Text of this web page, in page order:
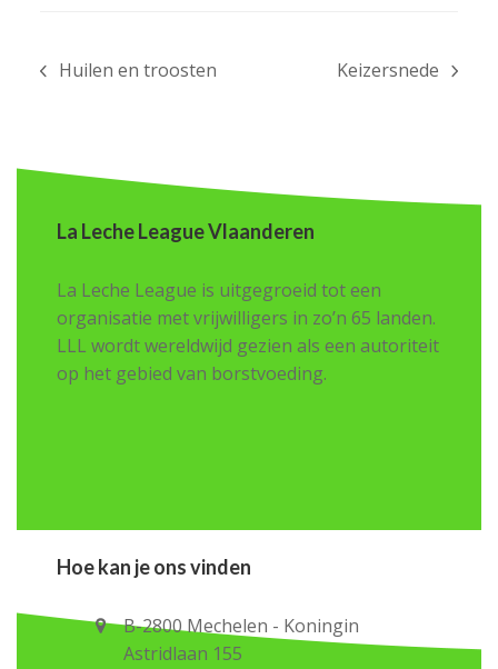
previous
Huilen en troosten
next
Keizersnede
La Leche League Vlaanderen
La Leche League is uitgegroeid tot een
organisatie met vrijwilligers in zo’n 65 landen.
LLL wordt wereldwijd gezien als een autoriteit
op het gebied van borstvoeding.
Hoe kan je ons vinden
B-2800 Mechelen - Koningin
Astridlaan 155